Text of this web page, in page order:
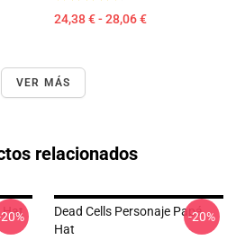
24,38 € - 28,06 €
VER MÁS
relacionados
Hat
Dead Cells Personaje Papá
Hat
-20%